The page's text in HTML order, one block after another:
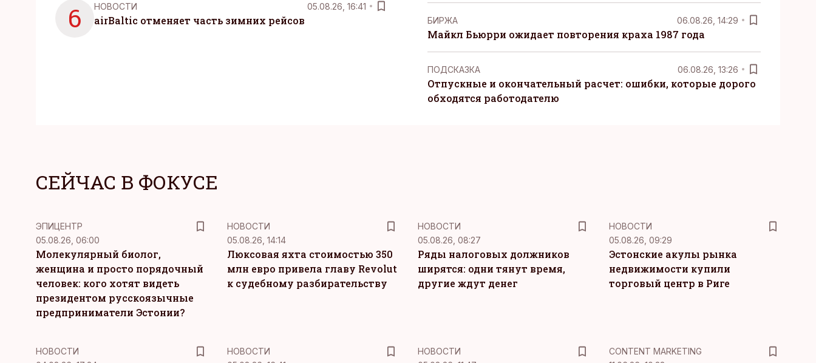
6 НОВОСТИ 05.08.26, 16:41
airBaltic отменяет часть зимних рейсов БИРЖА 06.08.26, 14:29
Майкл Бьюрри ожидает повторения краха 1987 года
ПОДСКАЗКА 06.08.26, 13:26
Отпускные и окончательный расчет: ошибки, которые дорого
обходятся работодателю
СЕЙЧАС В ФОКУСЕ
ЭПИЦЕНТР
05.08.26, 06:00
Молекулярный биолог,
женщина и просто порядочный
человек: кого хотят видеть
президентом русскоязычные
предприниматели Эстонии?
НОВОСТИ
05.08.26, 14:14
Люксовая яхта стоимостью 350
млн евро привела главу Revolut
к судебному разбирательству
НОВОСТИ
05.08.26, 08:27
Ряды налоговых должников
ширятся: одни тянут время,
другие ждут денег
НОВОСТИ
05.08.26, 09:29
Эстонские акулы рынка
недвижимости купили
торговый центр в Риге
НОВОСТИ
НОВОСТИ
НОВОСТИ
KM
CONTENT MARKETING